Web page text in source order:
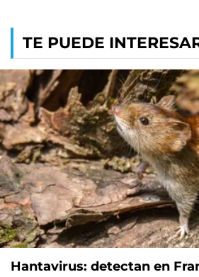
TE PUEDE
Hantavirus: detectan en